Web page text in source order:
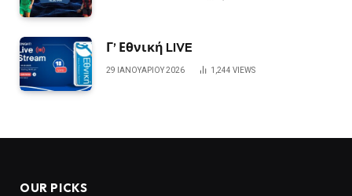
Γ’ Εθνική LIVE
29 ΙΑΝΟΥΑΡΊΟΥ 2026 1,244 VIEWS
OUR PICKS